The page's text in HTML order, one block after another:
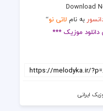
Download
به نام لاتی نو“
موزیک ***
ایرانی